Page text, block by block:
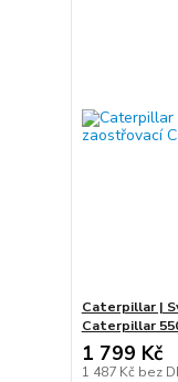
Caterpillar |
Caterpillar
1 799 Kč
1 487 Kč bez